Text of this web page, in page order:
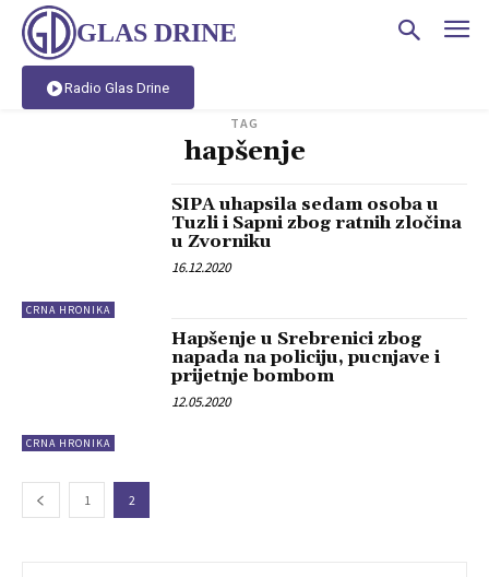
GLAS DRINE
Radio Glas Drine
TAG
hapšenje
CRNA HRONIKA
SIPA uhapsila sedam osoba u
Tuzli i Sapni zbog ratnih zločina
u Zvorniku
16.12.2020
CRNA HRONIKA
Hapšenje u Srebrenici zbog
napada na policiju, pucnjave i
prijetnje bombom
12.05.2020
1 2